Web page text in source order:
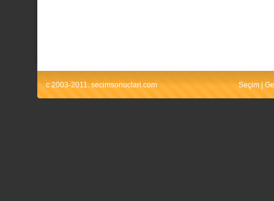
c 2003-2011. secimsonuclari.com Seçim